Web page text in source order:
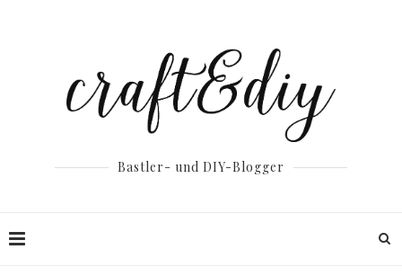
Bastler- und DIY-Blogger